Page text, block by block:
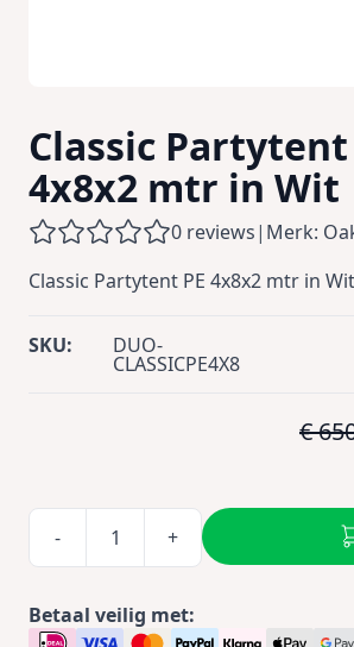
Classic Partytent
4x8x2 mtr in Wit
0 reviews| Merk:
Classic Partytent PE 4x8x2 mtr in Wit
SKU: DUO-
CLASSICPE4X8
€
- +
Betaal veilig met: